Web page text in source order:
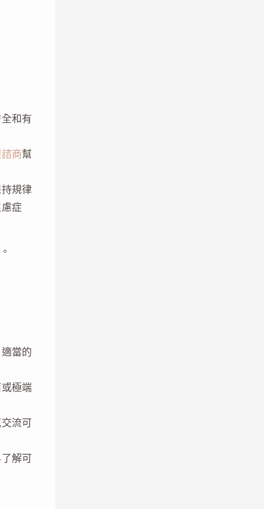
和有
商幫
規律
症
當的
極端
流可
解可